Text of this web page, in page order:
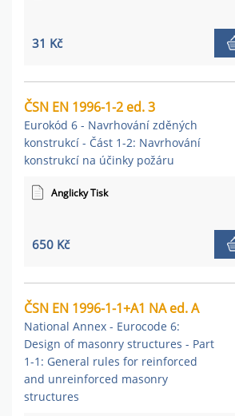
31 Kč
ČSN EN 1996-1-2 ed. 3
Eurokód 6 - Navrhování zděných
konstrukcí - Část 1-2: Navrhování
konstrukcí na účinky požáru
Anglicky Tisk
650 Kč
ČSN EN 1996-1-1+A1 NA ed. A
National Annex - Eurocode 6:
Design of masonry structures - Part
1-1: General rules for reinforced
and unreinforced masonry
structures